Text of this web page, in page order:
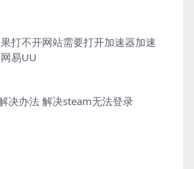
打不开网站需要打开加速器加速
易UU
决办法 解决steam无法登录